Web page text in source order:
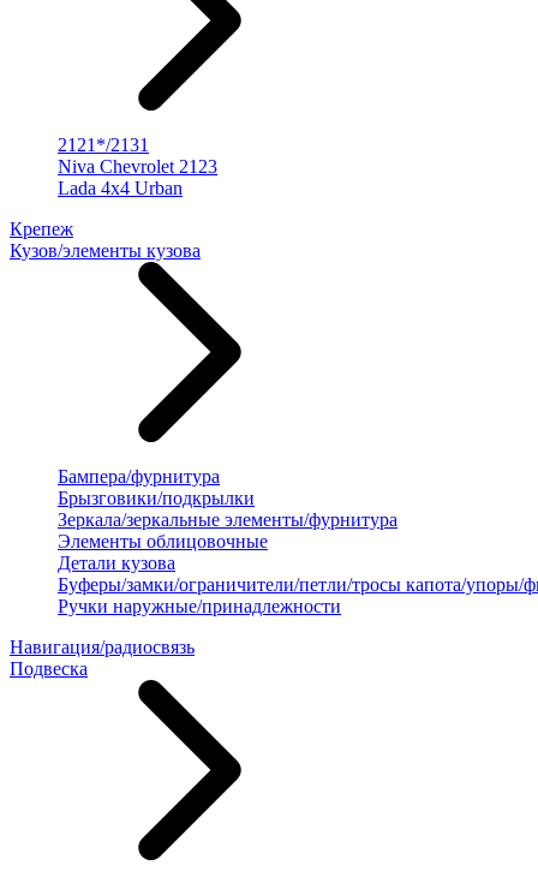
2121*/2131
Niva Chevrolet 2123
Lada 4x4 Urban
Крепеж
Кузов/элементы кузова
Бампера/фурнитура
Брызговики/подкрылки
Зеркала/зеркальные элементы/фурнитура
Элементы облицовочные
Детали кузова
Буферы/замки/ограничители/петли/тросы капота/упоры/
Ручки наружные/принадлежности
Навигация/радиосвязь
Подвеска